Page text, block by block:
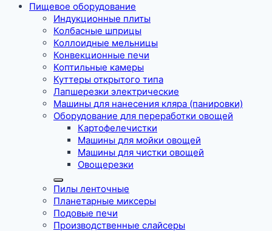
Пищевое оборудование
Индукционные плиты
Колбасные шприцы
Коллоидные мельницы
Конвекционные печи
Коптильные камеры
Куттеры открытого типа
Лапшерезки электрические
Машины для нанесения кляра (панировки)
Оборудование для переработки овощей
Картофелечистки
Машины для мойки овощей
Машины для чистки овощей
Овощерезки
Пилы ленточные
Планетарные миксеры
Подовые печи
Производственные слайсеры